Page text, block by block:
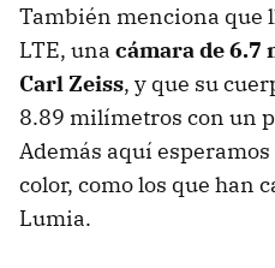
También menciona que
LTE, una cámara de 6.7
Carl Zeiss, y que su
8.89 milímetros con un
Además aquí
color, como los que han
Lumia.